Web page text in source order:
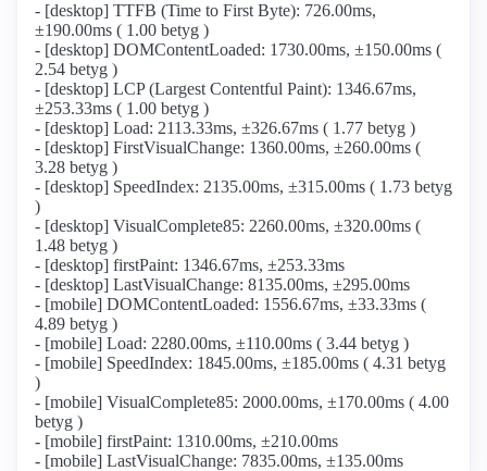
- [desktop] TTFB (Time to First Byte): 726.00ms,
±190.00ms ( 1.00 betyg )
- [desktop] DOMContentLoaded: 1730.00ms, ±150.00ms (
2.54 betyg )
- [desktop] LCP (Largest Contentful Paint): 1346.67ms,
±253.33ms ( 1.00 betyg )
- [desktop] Load: 2113.33ms, ±326.67ms ( 1.77 betyg )
- [desktop] FirstVisualChange: 1360.00ms, ±260.00ms (
3.28 betyg )
- [desktop] SpeedIndex: 2135.00ms, ±315.00ms ( 1.73 betyg
)
- [desktop] VisualComplete85: 2260.00ms, ±320.00ms (
1.48 betyg )
- [desktop] firstPaint: 1346.67ms, ±253.33ms
- [desktop] LastVisualChange: 8135.00ms, ±295.00ms
- [mobile] DOMContentLoaded: 1556.67ms, ±33.33ms (
4.89 betyg )
- [mobile] Load: 2280.00ms, ±110.00ms ( 3.44 betyg )
- [mobile] SpeedIndex: 1845.00ms, ±185.00ms ( 4.31 betyg
)
- [mobile] VisualComplete85: 2000.00ms, ±170.00ms ( 4.00
betyg )
- [mobile] firstPaint: 1310.00ms, ±210.00ms
- [mobile] LastVisualChange: 7835.00ms, ±135.00ms